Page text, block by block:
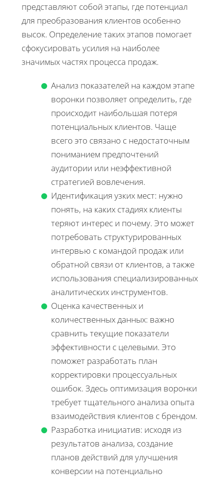
представляют собой этапы, где потенциал
для преобразования клиентов особенно
высок. Определение таких этапов помогает
сфокусировать усилия на наиболее
значимых частях процесса продаж.
Анализ показателей на каждом этапе
воронки позволяет определить, где
происходит наибольшая потеря
потенциальных клиентов. Чаще
всего это связано с недостаточным
пониманием предпочтений
аудитории или неэффективной
стратегией вовлечения.
Идентификация узких мест: нужно
понять, на каких стадиях клиенты
теряют интерес и почему. Это может
потребовать структурированных
интервью с командой продаж или
обратной связи от клиентов, а также
использования специализированных
аналитических инструментов.
Оценка качественных и
количественных данных: важно
сравнить текущие показатели
эффективности с целевыми. Это
поможет разработать план
корректировки процессуальных
ошибок. Здесь оптимизация воронки
требует тщательного анализа опыта
взаимодействия клиентов с брендом.
Разработка инициатив: исходя из
результатов анализа, создание
планов действий для улучшения
конверсии на потенциально